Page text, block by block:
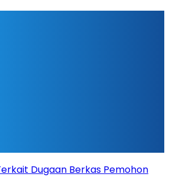
Dugaan Berkas Pemohon